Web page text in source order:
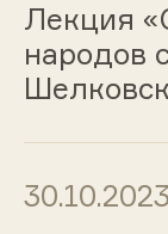
Лекция
народов
30.10.2023